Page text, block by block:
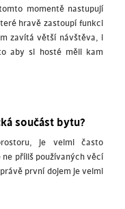
momentě nastupují
hravě zastoupí funkci
zavítá větší návštěva, i
aby si hosté měli kam
součást bytu?
je velmi často
ne příliš používaných věcí
první dojem je velmi